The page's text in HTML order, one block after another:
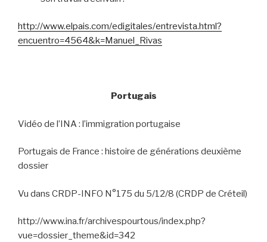
http://www.elpais.com/edigitales/entrevista.html?
encuentro=4564&k=Manuel_Rivas
Portugais
Vidéo de l’INA : l’immigration portugaise
Portugais de France : histoire de générations deuxième
dossier
Vu dans CRDP-INFO N°175 du 5/12/8 (CRDP de Créteil)
http://www.ina.fr/archivespourtous/index.php?
vue=dossier_theme&id=342